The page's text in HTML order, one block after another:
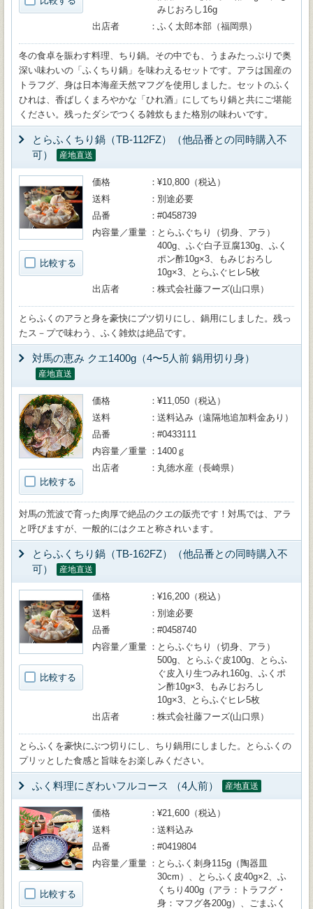
みじおろし16g
出店者
ふく太郎本部（福岡県）
冬の食卓を賑わす料理、ちり鍋。その中でも、うまみたっぷりで奥
深い味わいの「ふくちり鍋」を味わえるセットです。アラは国産の
トラフグ、身は日本海産天然マフグを使用しました。セットのふく
ひれは、香ばしくまろやかな「ひれ酒」にしてちり鍋と共にご堪能
ください。残ったダシでつくる雑炊もまた格別の味わいです。
とらふくちり鍋（TB-112FZ）（他品番との同時購入不
可）
産地直送
比較する
価格
¥10,800（税込）
送料
別途必要
品番
#0458739
内容量／重量
とらふぐちり（切身、アラ）
400g、ふぐ白子豆腐130g、ふく
ポン酢10g×3、もみじおろし
10g×3、とらふぐヒレ5枚
出店者
株式会社藤フーズ(山口県）
とらふくのアラと身を豪快にブツ切りにし、鍋用にしました。残っ
たス－プで味わう、ふく雑炊は絶品です。
対馬の恵み クエ1400g（4〜5人前 鍋用切り身）
産地直送
比較する
価格
¥11,050（税込）
送料
送料込み（遠隔地追加料金あり）
品番
#0433111
内容量／重量
1400ｇ
出店者
丸徳水産（長崎県）
対馬の荒波で育った肉厚で絶品のクエの販売です！対馬では、アラ
と呼びますが、一般的にはクエと称されいます。
とらふくちり鍋（TB-162FZ）（他品番との同時購入不
可）
産地直送
比較する
価格
¥16,200（税込）
送料
別途必要
品番
#0458740
内容量／重量
とらふぐちり（切身、アラ）
500g、とらふぐ皮100g、とらふ
ぐ皮入り生つみれ160g、ふくポ
ン酢10g×3、もみじおろし
10g×3、とらふぐヒレ5枚
出店者
株式会社藤フーズ(山口県）
とらふくを豪快にぶつ切りにし、ちり鍋用にしました。とらふくの
プリッとした食感と旨味をお楽しみください。
ふく料理にぎわいフルコース （4人前） 産地直送
比較する
価格
¥21,600（税込）
送料
送料込み
品番
#0419804
内容量／重量
とらふく刺身115g（陶器皿
30cm）、とらふく皮40g×2、ふ
くちり400g（アラ：トラフグ・
身：マフグ各200g）、ごまふく